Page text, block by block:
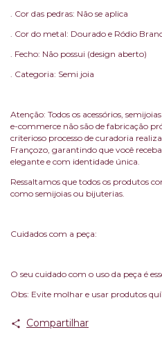
. Cor das pedras: Não se aplica
. Cor do metal: Dourado e Ródio
. Fecho: Não possui (design aberto)
. Categoria: Semi joia
Atenção: Todos os acessórios,
e-commerce não são de fabricação
criterioso processo de curadoria
Françozo, garantindo que você
elegante e com identidade única.
Ressaltamos que todos os produtos
como semijoias ou bijuterias.
Cuidados com a peça:
O seu cuidado com o uso da peça é
Obs: Evite molhar e usar produtos
Compartilhar